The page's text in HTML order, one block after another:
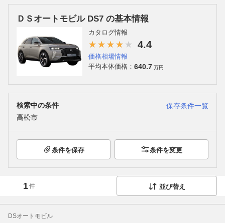
ＤＳオートモビル DS7 の基本情報
カタログ情報
4.4
価格相場情報
平均本体価格： 640.7 万円
検索中の条件
保存条件一覧
高松市
条件を保存 条件を変更
1件 並び替え
DSオートモビル